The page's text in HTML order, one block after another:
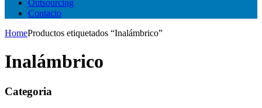
Outsourcing
Contacto
HomeProductos etiquetados “Inalámbrico”
Inalámbrico
Categoria